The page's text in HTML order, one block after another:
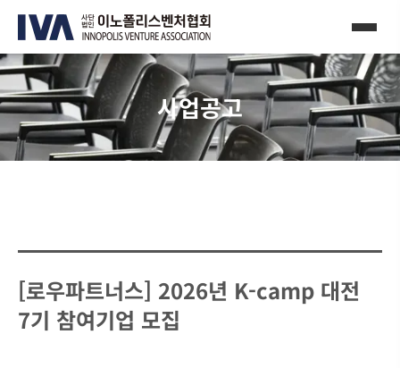
사업공고
[로우파트너스] 2026년 K-camp 대전
7기 참여기업 모집